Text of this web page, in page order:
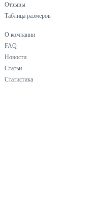
Отзывы
Таблица размеров
О компании
FAQ
Новости
Статьи
Статистика